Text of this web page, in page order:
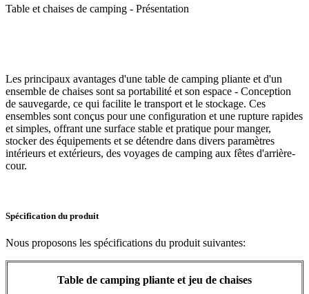
Table et chaises de camping - Présentation
Les principaux avantages d'une table de camping pliante et d'un
ensemble de chaises sont sa portabilité et son espace - Conception
de sauvegarde, ce qui facilite le transport et le stockage. Ces
ensembles sont conçus pour une configuration et une rupture rapides
et simples, offrant une surface stable et pratique pour manger,
stocker des équipements et se détendre dans divers paramètres
intérieurs et extérieurs, des voyages de camping aux fêtes d'arrière-
cour.
Spécification du produit
Nous proposons les spécifications du produit suivantes:
Table de camping pliante et jeu de chaises